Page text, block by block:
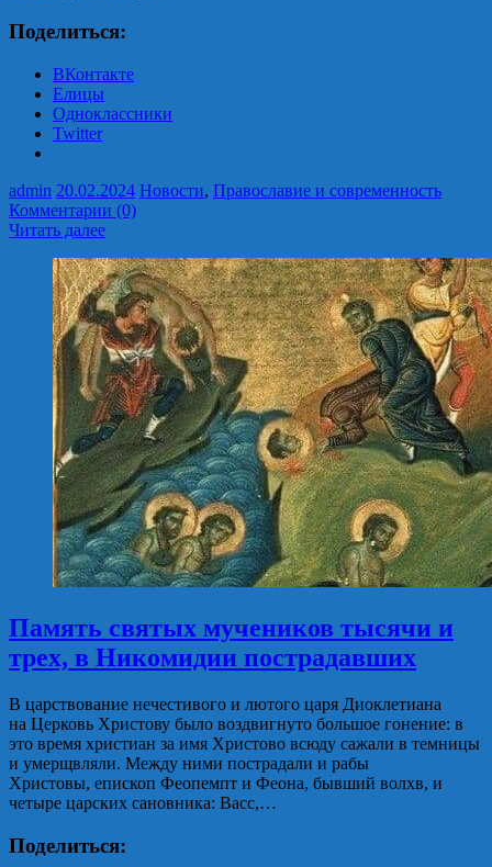
Поделиться:
ВКонтакте
Елицы
Одноклассники
Twitter
admin 20.02.2024 Новости, Православие и современность
Комментарии (0)
Читать далее
Память святых мучеников тысячи и
трех, в Никомидии пострадавших
В царствование нечестивого и лютого царя Диоклетиана
на Церковь Христову было воздвигнуто большое гонение: в
это время христиан за имя Христово всюду сажали в темницы
и умерщвляли. Между ними пострадали и рабы
Христовы, епископ Феопемпт и Феона, бывший волхв, и
четыре царских сановника: Васс,…
Поделиться: